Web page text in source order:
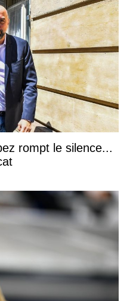
rompt le silence...